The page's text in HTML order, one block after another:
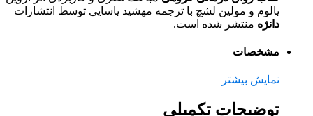
یالوم و مولین لشچ با ترجمه مهشید یاسایی توسط انتشارات
دانژه منتشر شده است.
مشخصات
نمایش بیشتر
توضیحات تکمیلی